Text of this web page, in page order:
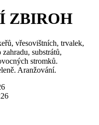
ZBIROH
vřesovištních, trvalek,
substrátů,
stromků.
Aranžování.